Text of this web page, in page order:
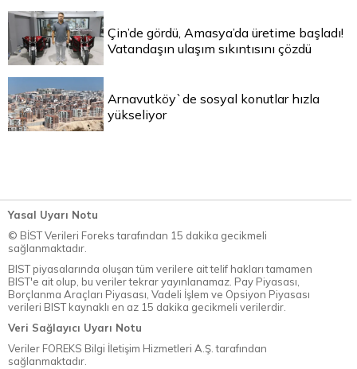
Çin’de gördü, Amasya’da üretime başladı!
Vatandaşın ulaşım sıkıntısını çözdü
Arnavutköy`de sosyal konutlar hızla
yükseliyor
Yasal Uyarı Notu
© BİST Verileri Foreks tarafından 15 dakika gecikmeli
sağlanmaktadır.
BIST piyasalarında oluşan tüm verilere ait telif hakları tamamen
BIST'e ait olup, bu veriler tekrar yayınlanamaz. Pay Piyasası,
Borçlanma Araçları Piyasası, Vadeli İşlem ve Opsiyon Piyasası
verileri BIST kaynaklı en az 15 dakika gecikmeli verilerdir.
Veri Sağlayıcı Uyarı Notu
Veriler FOREKS Bilgi İletişim Hizmetleri A.Ş. tarafından
sağlanmaktadır.